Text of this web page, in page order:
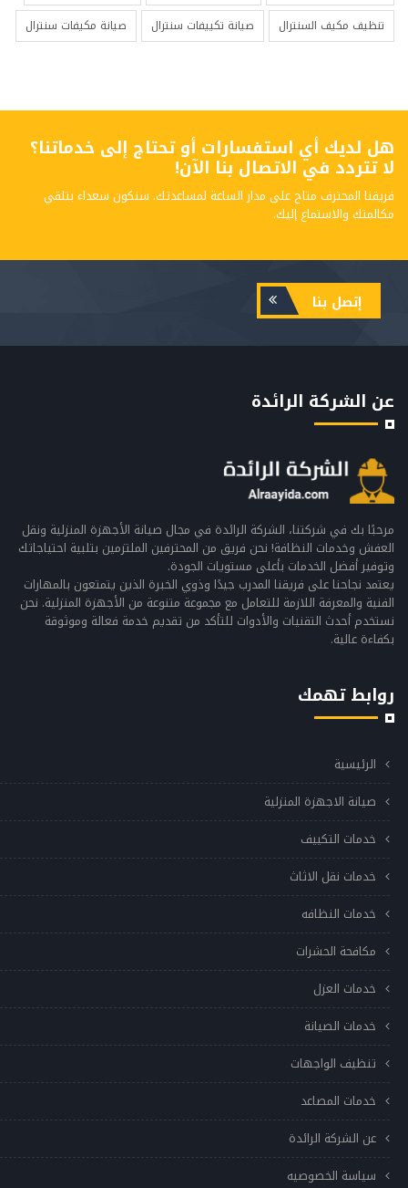
تنظيف مكيف السنترال
صيانة تكييفات سنترال صيانة مكيفات سنترال
هل لديك أي استفسارات أو تحتاج إلى خدماتنا؟
لا تتردد في الاتصال بنا الآن!
فريقنا المحترف متاح على مدار الساعة لمساعدتك. سنكون سعداء بتلقي
مكالمتك والاستماع إليك.
إتصل بنا
عن الشركة الرائدة
مرحبًا بك في شركتنا، الشركة الرائدة في مجال صيانة الأجهزة المنزلية ونقل
العفش وخدمات النظافة! نحن فريق من المحترفين الملتزمين بتلبية احتياجاتك
وتوفير أفضل الخدمات بأعلى مستويات الجودة.
يعتمد نجاحنا على فريقنا المدرب جيدًا وذوي الخبرة الذين يتمتعون بالمهارات
الفنية والمعرفة اللازمة للتعامل مع مجموعة متنوعة من الأجهزة المنزلية. نحن
نستخدم أحدث التقنيات والأدوات للتأكد من تقديم خدمة فعالة وموثوقة
بكفاءة عالية.
روابط تهمك
الرئيسية
صيانة الاجهزة المنزلية
خدمات التكييف
خدمات نقل الاثاث
خدمات النظافه
مكافحة الحشرات
خدمات العزل
خدمات الصيانة
تنظيف الواجهات
خدمات المصاعد
عن الشركة الرائدة
سياسة الخصوصيه